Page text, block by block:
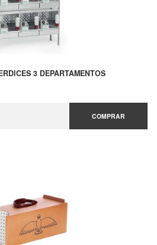
3 DEPARTAMENTOS
COMPRAR